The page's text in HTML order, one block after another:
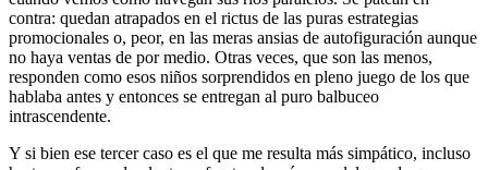
contra: quedan atrapados en el rictus de las puras estrategias
promocionales o, peor, en las meras ansias de autofiguración aunque
no haya ventas de por medio. Otras veces, que son las menos,
responden como esos niños sorprendidos en pleno juego de los que
hablaba antes y entonces se entregan al puro balbuceo
intrascendente.
Y si bien ese tercer caso es el que me resulta más simpático, incluso